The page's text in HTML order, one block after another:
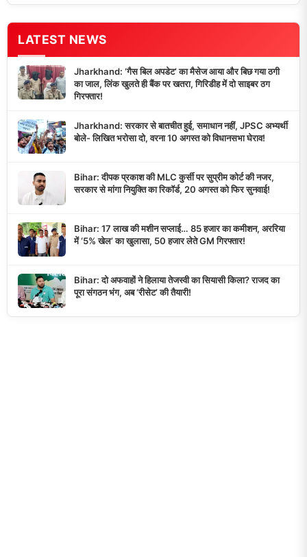
LATEST NEWS
Jharkhand: ‘गैस बिल अपडेट’ का मैसेज आया और बिछ गया ठगी
का जाल, लिंक खुलते ही बैंक पर खतरा, गिरिडीह में दो साइबर ठग
गिरफ्तार!
Jharkhand: सरकार से बातचीत हुई, समाधान नहीं, JPSC अभ्यर्थी
बोले- लिखित भरोसा दो, वरना 10 अगस्त को विधानसभा घेराव!
Bihar: दीपक प्रकाश की MLC कुर्सी पर सुप्रीम कोर्ट की नजर,
सरकार से मांगा नियुक्ति का रिकॉर्ड, 20 अगस्त को फिर सुनवाई!
Bihar: 17 लाख की मशीन सप्लाई… 85 हजार का कमीशन, अररिया
में ‘5% खेल’ का खुलासा, 50 हजार लेते GM गिरफ्तार!
Bihar: दो अफवाहों ने हिलाया तेजस्वी का सियासी किला? राजद का
पूरा संगठन भंग, अब ‘रीसेट’ की तैयारी!